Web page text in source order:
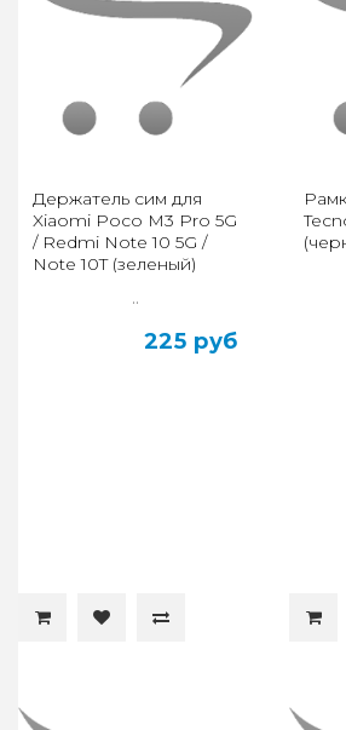
Держатель сим для
Xiaomi Poco M3 Pro 5G
/ Redmi Note 10 5G /
Note 10T (зеленый)
..
225 руб